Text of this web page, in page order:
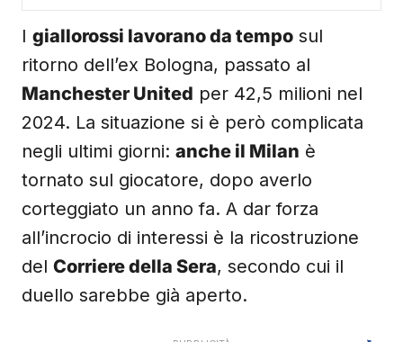
I giallorossi lavorano da tempo sul
ritorno dell’ex Bologna, passato al
Manchester United per 42,5 milioni nel
2024. La situazione si è però complicata
negli ultimi giorni: anche il Milan è
tornato sul giocatore, dopo averlo
corteggiato un anno fa. A dar forza
all’incrocio di interessi è la ricostruzione
del Corriere della Sera, secondo cui il
duello sarebbe già aperto.